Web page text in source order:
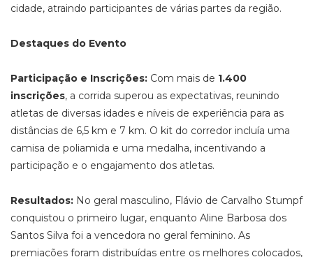
cidade, atraindo participantes de várias partes da região.
Destaques do Evento
Participação e Inscrições: Com mais de 1.400
inscrições, a corrida superou as expectativas, reunindo
atletas de diversas idades e níveis de experiência para as
distâncias de 6,5 km e 7 km. O kit do corredor incluía uma
camisa de poliamida e uma medalha, incentivando a
participação e o engajamento dos atletas.
Resultados: No geral masculino, Flávio de Carvalho Stumpf
conquistou o primeiro lugar, enquanto Aline Barbosa dos
Santos Silva foi a vencedora no geral feminino. As
premiações foram distribuídas entre os melhores colocados,